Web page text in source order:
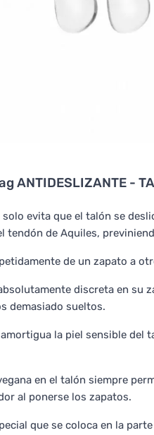
ANTIDESLIZANTE -
solo evita que el talón se
tendón de Aquiles,
de un zapato a
discreta en su
demasiado sueltos.
la piel sensible
en el talón siempre
al ponerse los zapatos.
que se coloca en la